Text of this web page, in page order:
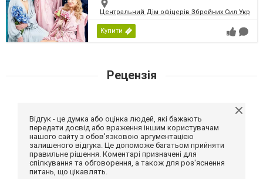
Центральний Дім офіцерів Збройних Сил
Купити
Рецензія
Відгук - це думка або оцінка людей, які бажають
передати досвід або враження іншим користувачам
нашого сайту з обов'язковою аргументацією
залишеного відгука. Це допоможе багатьом прийняти
правильне рішення. Коментарі призначені для
спілкування та обговорення, а також для роз'яснення
питань, що цікавлять.